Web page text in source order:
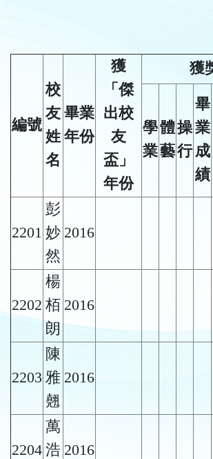
編號
校
友
姓
名
畢業
年份
獲
「傑
出校
友
盃」
年份
獲
學
業
體
藝
操
行
畢
業
成
績
2201
彭
妙
然
2016
2202
楊
栢
朗
2016
2203
陳
雅
翹
2016
2204
萬
浩 2016